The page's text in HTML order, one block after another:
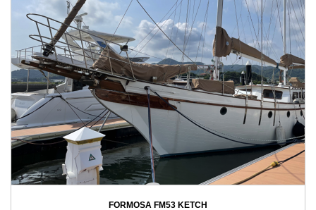
FORMOSA FM53 KETCH